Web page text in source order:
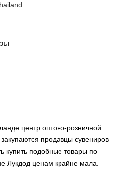
центр оптово-розничной
продавцы сувениров
купить подобные товары по
Лукдод ценам крайне мала.